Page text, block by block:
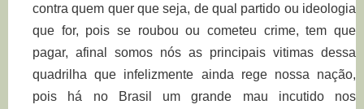
contra quem quer que seja, de qual partido ou ideologia
que for, pois se roubou ou cometeu crime, tem que
pagar, afinal somos nós as principais vitimas dessa
quadrilha que infelizmente ainda rege nossa nação,
pois há no Brasil um grande mau incutido nos